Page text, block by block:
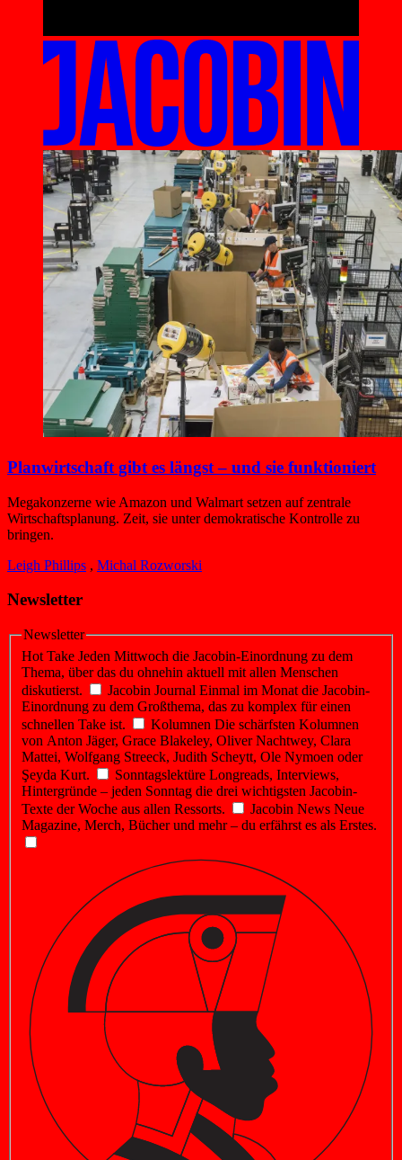
Planwirtschaft gibt es längst – und sie funktioniert
Megakonzerne wie Amazon und Walmart setzen auf zentrale
Wirtschaftsplanung. Zeit, sie unter demokratische Kontrolle zu
bringen.
Leigh Phillips , Michal Rozworski
Newsletter
Newsletter
Hot Take Jeden Mittwoch die Jacobin-Einordnung zu dem
Thema, über das du ohnehin aktuell mit allen Menschen
diskutierst.
Jacobin Journal Einmal im Monat die Jacobin-
Einordnung zu dem Großthema, das zu komplex für einen
schnellen Take ist.
Kolumnen Die schärfsten Kolumnen
von Anton Jäger, Grace Blakeley, Oliver Nachtwey, Clara
Mattei, Wolfgang Streeck, Judith Scheytt, Ole Nymoen oder
Şeyda Kurt.
Sonntagslektüre Longreads, Interviews,
Hintergründe – jeden Sonntag die drei wichtigsten Jacobin-
Texte der Woche aus allen Ressorts.
Jacobin News Neue
Magazine, Merch, Bücher und mehr – du erfährst es als Erstes.